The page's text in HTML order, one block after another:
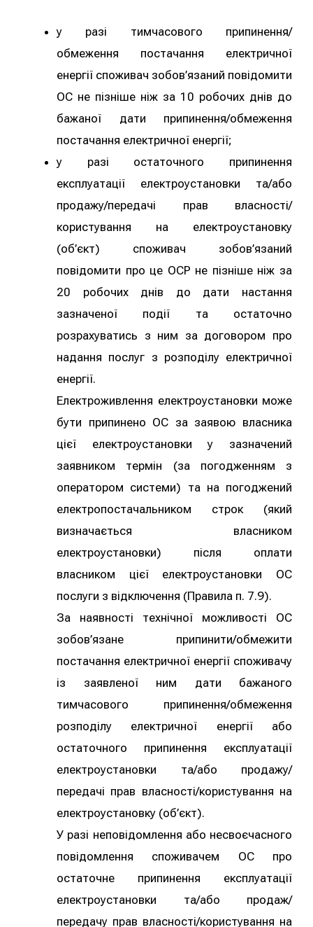
у разі тимчасового припинення/
обмеження постачання електричної
енергії споживач зобов’язаний повідомити
ОС не пізніше ніж за 10 робочих днів до
бажаної дати припинення/обмеження
постачання електричної енергії;
у разі остаточного припинення
експлуатації електроустановки та/або
продажу/передачі прав власності/
користування на електроустановку
(об’єкт) споживач зобов’язаний
повідомити про це ОСР не пізніше ніж за
20 робочих днів до дати настання
зазначеної події та остаточно
розрахуватись з ним за договором про
надання послуг з розподілу електричної
енергії.
Електроживлення електроустановки може
бути припинено ОС за заявою власника
цієї електроустановки у зазначений
заявником термін (за погодженням з
оператором системи) та на погоджений
електропостачальником строк (який
визначається власником
електроустановки) після оплати
власником цієї електроустановки ОС
послуги з відключення (Правила п. 7.9).
За наявності технічної можливості ОС
зобов’язане припинити/обмежити
постачання електричної енергії споживачу
із заявленої ним дати бажаного
тимчасового припинення/обмеження
розподілу електричної енергії або
остаточного припинення експлуатації
електроустановки та/або продажу/
передачі прав власності/користування на
електроустановку (об’єкт).
У разі неповідомлення або несвоєчасного
повідомлення споживачем ОС про
остаточне припинення експлуатації
електроустановки та/або продаж/
передачу прав власності/користування на